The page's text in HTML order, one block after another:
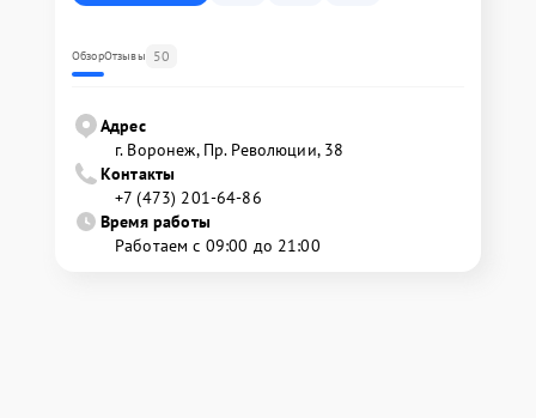
ОбзорОтзывы 50
Адрес
г. Воронеж, Пр. Революции, 38
Контакты
+7 (473) 201-64-86
Время работы
Работаем с 09:00 до 21:00